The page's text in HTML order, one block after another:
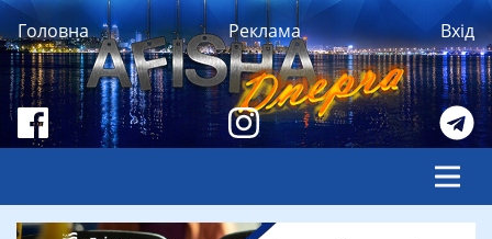
Головна Реклама Вхід